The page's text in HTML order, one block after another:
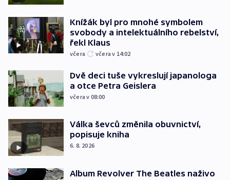
Knížák byl pro mnohé symbolem
svobody a intelektuálního rebelství,
řekl Klaus
včera včera v 14:02
Dvě deci tuše vykreslují japanologa
a otce Petra Geislera
včera v 08:00
Válka ševců změnila obuvnictví,
popisuje kniha
6. 8. 2026
Album Revolver The Beatles naživo